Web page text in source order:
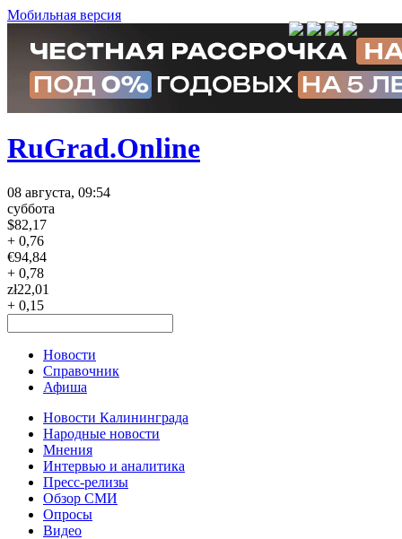
Мобильная версия
RuGrad.Online
08 августа, 09:54
суббота
$82,17
+ 0,76
€94,84
+ 0,78
zł22,01
+ 0,15
Новости
Справочник
Афиша
Новости Калининграда
Народные новости
Мнения
Интервью и аналитика
Пресс-релизы
Обзор СМИ
Опросы
Видео